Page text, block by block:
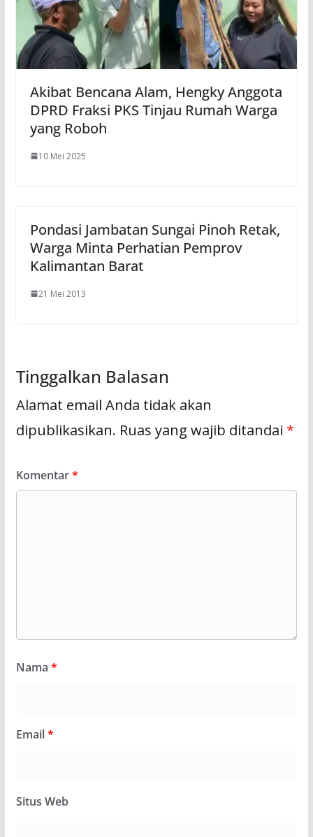
Akibat Bencana Alam, Hengky Anggota
DPRD Fraksi PKS Tinjau Rumah Warga
yang Roboh
10 Mei 2025
Pondasi Jambatan Sungai Pinoh Retak,
Warga Minta Perhatian Pemprov
Kalimantan Barat
21 Mei 2013
Tinggalkan Balasan
Alamat email Anda tidak akan
dipublikasikan. Ruas yang wajib ditandai *
Komentar*
Nama *
Email*
Situs Web